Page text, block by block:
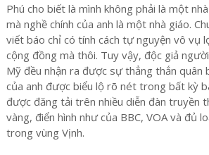
Phú cho biết là mình không phải là một
mà nghề chính của anh là một nhà giáo.
viết báo chỉ có tính cách tự nguyện vô vụ
cộng đồng mà thôi. Tuy vậy, độc giả
Mỹ đều nhận ra được sự thẳng thắn quân
của anh được biểu lộ rõ nét trong bất kỳ
được đăng tải trên nhiều diễn đàn truyền
vàng, điển hình như của BBC, VOA và đủ
trong vùng Vịnh.